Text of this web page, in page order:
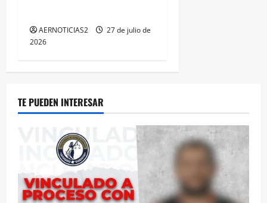
AERNOTICIAS2
27 de julio de
2026
TE PUEDEN INTERESAR